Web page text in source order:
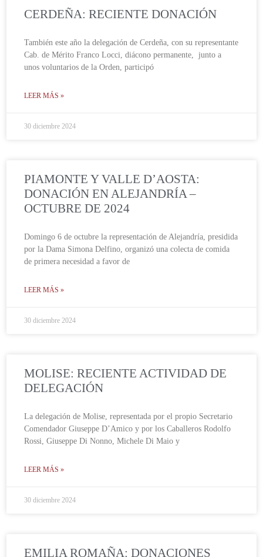
CERDEÑA: RECIENTE DONACIÓN
También este año la delegación de Cerdeña, con su representante
Cab. de Mérito Franco Locci, diácono permanente, junto a
unos voluntarios de la Orden, participó
LEER MÁS »
30 diciembre 2024
PIAMONTE Y VALLE D’AOSTA:
DONACIÓN EN ALEJANDRÍA –
OCTUBRE DE 2024
Domingo 6 de octubre la representación de Alejandría, presidida
por la Dama Simona Delfino, organizó una colecta de comida
de primera necesidad a favor de
LEER MÁS »
30 diciembre 2024
MOLISE: RECIENTE ACTIVIDAD DE
DELEGACIÓN
La delegación de Molise, representada por el propio Secretario
Comendador Giuseppe D’Amico y por los Caballeros Rodolfo
Rossi, Giuseppe Di Nonno, Michele Di Maio y
LEER MÁS »
30 diciembre 2024
EMILIA ROMAÑA: DONACIONES